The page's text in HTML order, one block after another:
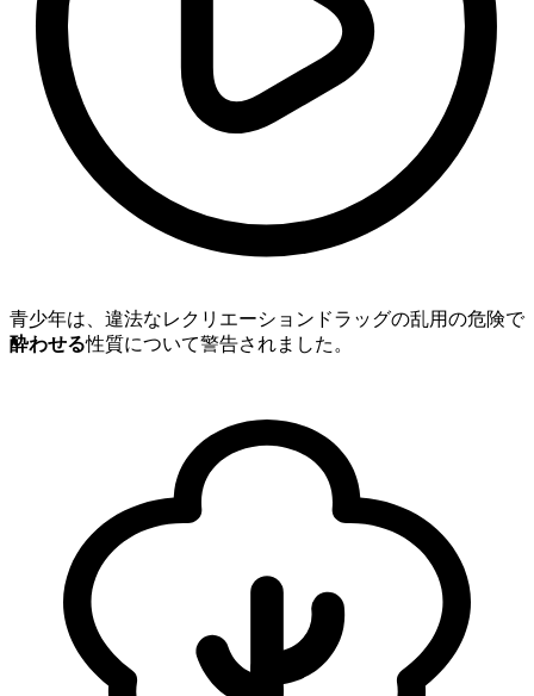
青少年は、違法なレクリエーションドラッグの乱用の危険で
酔わせる性質について警告されました。